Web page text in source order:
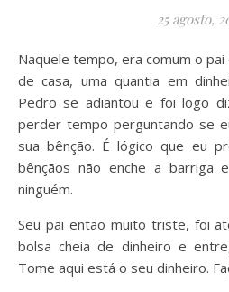
25 agosto,
Naquele tempo, era comum o pai oferecer ao filho que saía
de casa, uma quantia em
Pedro se adiantou e foi logo
perder tempo perguntando se
sua bênção. É lógico que eu
bênçãos não enche a barriga
ninguém.
Seu pai então muito triste, foi
bolsa cheia de dinheiro e
Tome aqui está o seu dinheiro.